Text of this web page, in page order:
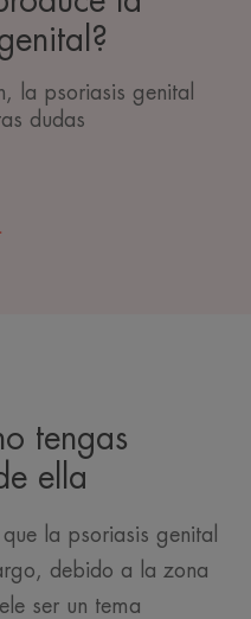
la psoriasis genital
dudas
tengas
ella
la psoriasis genital
debido a la zona
ser un tema